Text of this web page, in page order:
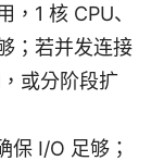
1 核 CPU、
；若并发连接
或分阶段扩
保 I/O 足够；